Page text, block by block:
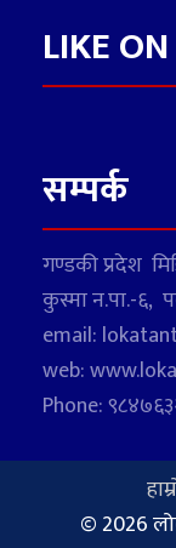
LIKE
सम्पर्क
गण्डकी प्रदेश
कुस्मा न.पा.-६,
email:
web:
Phone:
© 2026